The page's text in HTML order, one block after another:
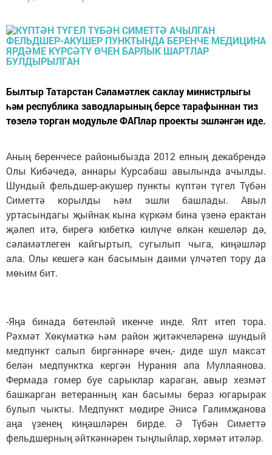
Былтыр Татарстан Сәла­мәт­лек саклау министрлыгы
һәм республика заводларының берсе тарафыннан тиз
төзелә торган модульле ФАПлар проекты эшләнгән иде.
Аның беренчесе районыбызда 2012 елның декабрендә
Олы Кибәчедә, аннары Курсабаш авылында ачылды.
Шундый фельдшер-акушер пункты күптән түгел Түбән
Симеттә корылды һәм эшли башлады. Авыл
уртасындагы җыйнак кына күркәм бина үзенә ерактан
җәлеп итә, бирегә кибеткә килүче өлкән кешеләр дә,
сәламәтлеген кайгыртып, сугылып чыга, киңәшләр
ала. Олы кешегә кан басымын даими үлчәтеп тору да
мөһим бит.
-Яңа бинада бөтенләй икенче инде. Ялт итеп тора.
Рәхмәт Хөкүмәткә һәм район җитәкчеләренә шундый
медпункт салып биргәннәре өчен,- диде шул максат
белән медпунктка кергән Нурания апа Муллаянова.
Фермада гомер буе сарык­лар караган, авыр хезмәт
башкарган ветеранның кан басымы бераз югарырак
булып чыкты. Медпункт мөдире Әнисә Галимҗанова
аңа үзенең киңәшләрен бирде. Ә Түбән Симеттә
фельдшерның әйткәннәрен тыңлыйлар, хөрмәт итәләр.